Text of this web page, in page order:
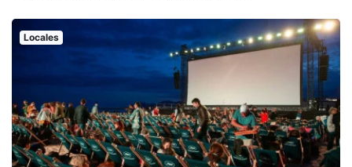
Locales